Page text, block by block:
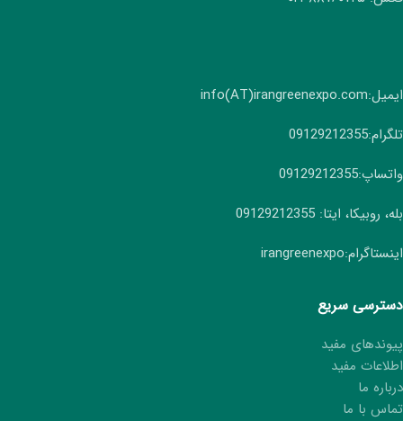
ایمیل:info(AT)irangreenexpo.com
تلگرام:09129212355
واتساپ:09129212355
بله، روبیکا، ایتا: 09129212355
اینستاگرام:irangreenexpo
دسترسی سریع
پیوندهای مفید
اطلاعات مفید
درباره ما
تماس با ما